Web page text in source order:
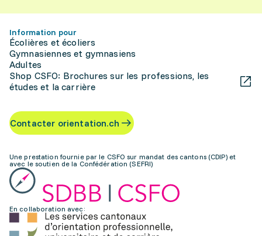
Information pour
Écolières et écoliers
Gymnasiennes et gymnasiens
Adultes
Shop CSFO: Brochures sur les professions, les
études et la carrière
Contacter orientation.ch
Une prestation fournie par le CSFO sur mandat des cantons (CDIP) et
avec le soutien de la Confédération (SEFRI)
En collaboration avec: